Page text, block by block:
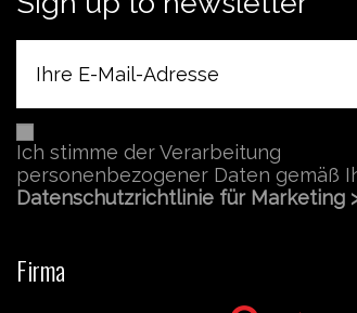
Ich stimme der Verarbeitung
personenbezogener Daten gemäß
Datenschutzrichtlinie für Marketing
Firma